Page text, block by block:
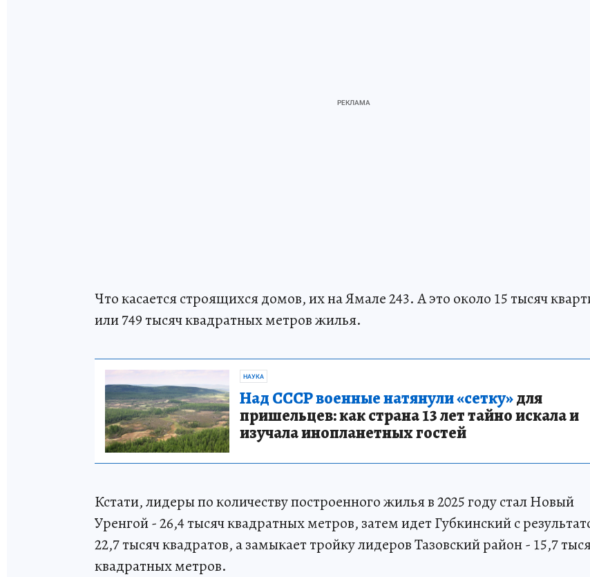
Что касается строящихся домов, их на Ямале 243. А это около 15 тысяч
или 749 тысяч квадратных метров жилья.
НАУКА
Над СССР военные натянули «сетку»для
пришельцев: как страна 13 лет тайно искала и
изучала инопланетных гостей
Кстати, лидеры по количеству построенного жилья в 2025 году стал Новый
Уренгой - 26,4 тысяч квадратных метров, затем идет Губкинский с
22,7 тысяч квадратов, а замыкает тройку лидеров Тазовский район - 15,7
квадратных метров.